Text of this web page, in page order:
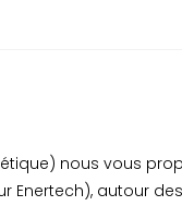
nous vous
Enertech),